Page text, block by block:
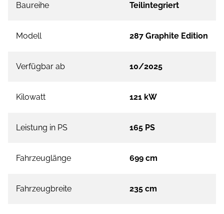
Baureihe Teilintegriert
Modell 287 Graphite Edition
Verfügbar ab 10/2025
Kilowatt 121 kW
Leistung in PS 165 PS
Fahrzeuglänge 699 cm
Fahrzeugbreite 235 cm